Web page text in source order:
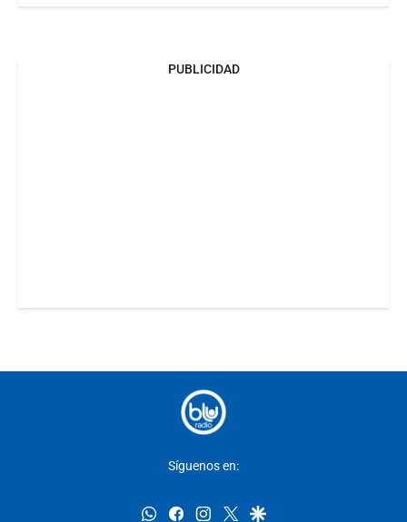
PUBLICIDAD
Síguenos en:
whatsappfacebookinstagram
twittergoogle